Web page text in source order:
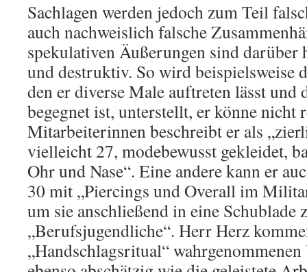
Sachlagen werden jedoch zum Teil
auch nachweislich falsche
spekulativen Äußerungen sind darüber
und destruktiv. So wird beispielsweise
den er diverse Male auftreten lässt und
begegnet ist, unterstellt, er könne nicht
Mitarbeiterinnen beschreibt er als
vielleicht 27, modebewusst gekleidet,
Ohr und Nase“. Eine andere kann er
30 mit „Piercings und Overall im
um sie anschließend in eine Schublade
„Berufsjugendliche“. Herr Herz
„Handschlagsritual“